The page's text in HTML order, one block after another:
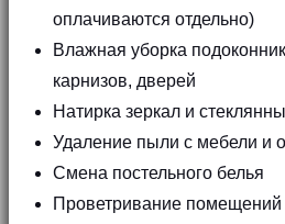
оплачиваются отдельно)
Влажная уборка
карнизов, дверей
Натирка зеркал и
Удаление пыли с мебели и
Смена постельного белья
Проветривание помещений